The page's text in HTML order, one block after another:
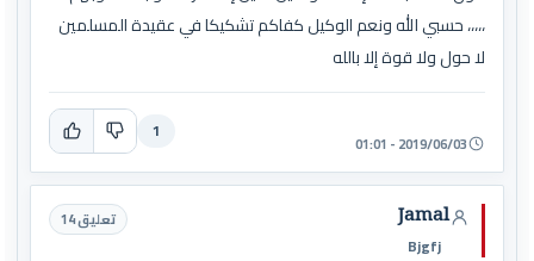
،،،،، حسبي الله ونعم الوكيل كفاكم تشكيكا في عقيدة المسلمين
لا حول ولا قوة إلا بالله
2019/06/03 - 01:01
1
Jamal
Bjgfj
تعليق 14